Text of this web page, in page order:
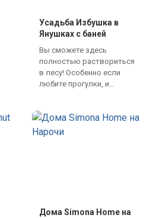
Усадьба Избушка в
Янушках с баней
Вы сможете здесь
полностью раствориться
в лесу! Особенно если
любите прогулки, и...
Дома Simona Home на